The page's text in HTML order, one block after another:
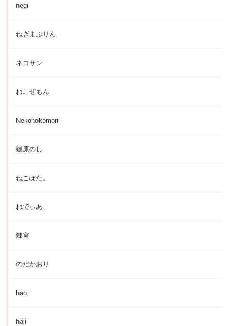
negi
ねぎまぷりん
ネコサン
ねこぜもん
Nekonokomori
猫原のし
ねこぽた。
ねでぃあ
錬宮
のだかおり
hao
haji